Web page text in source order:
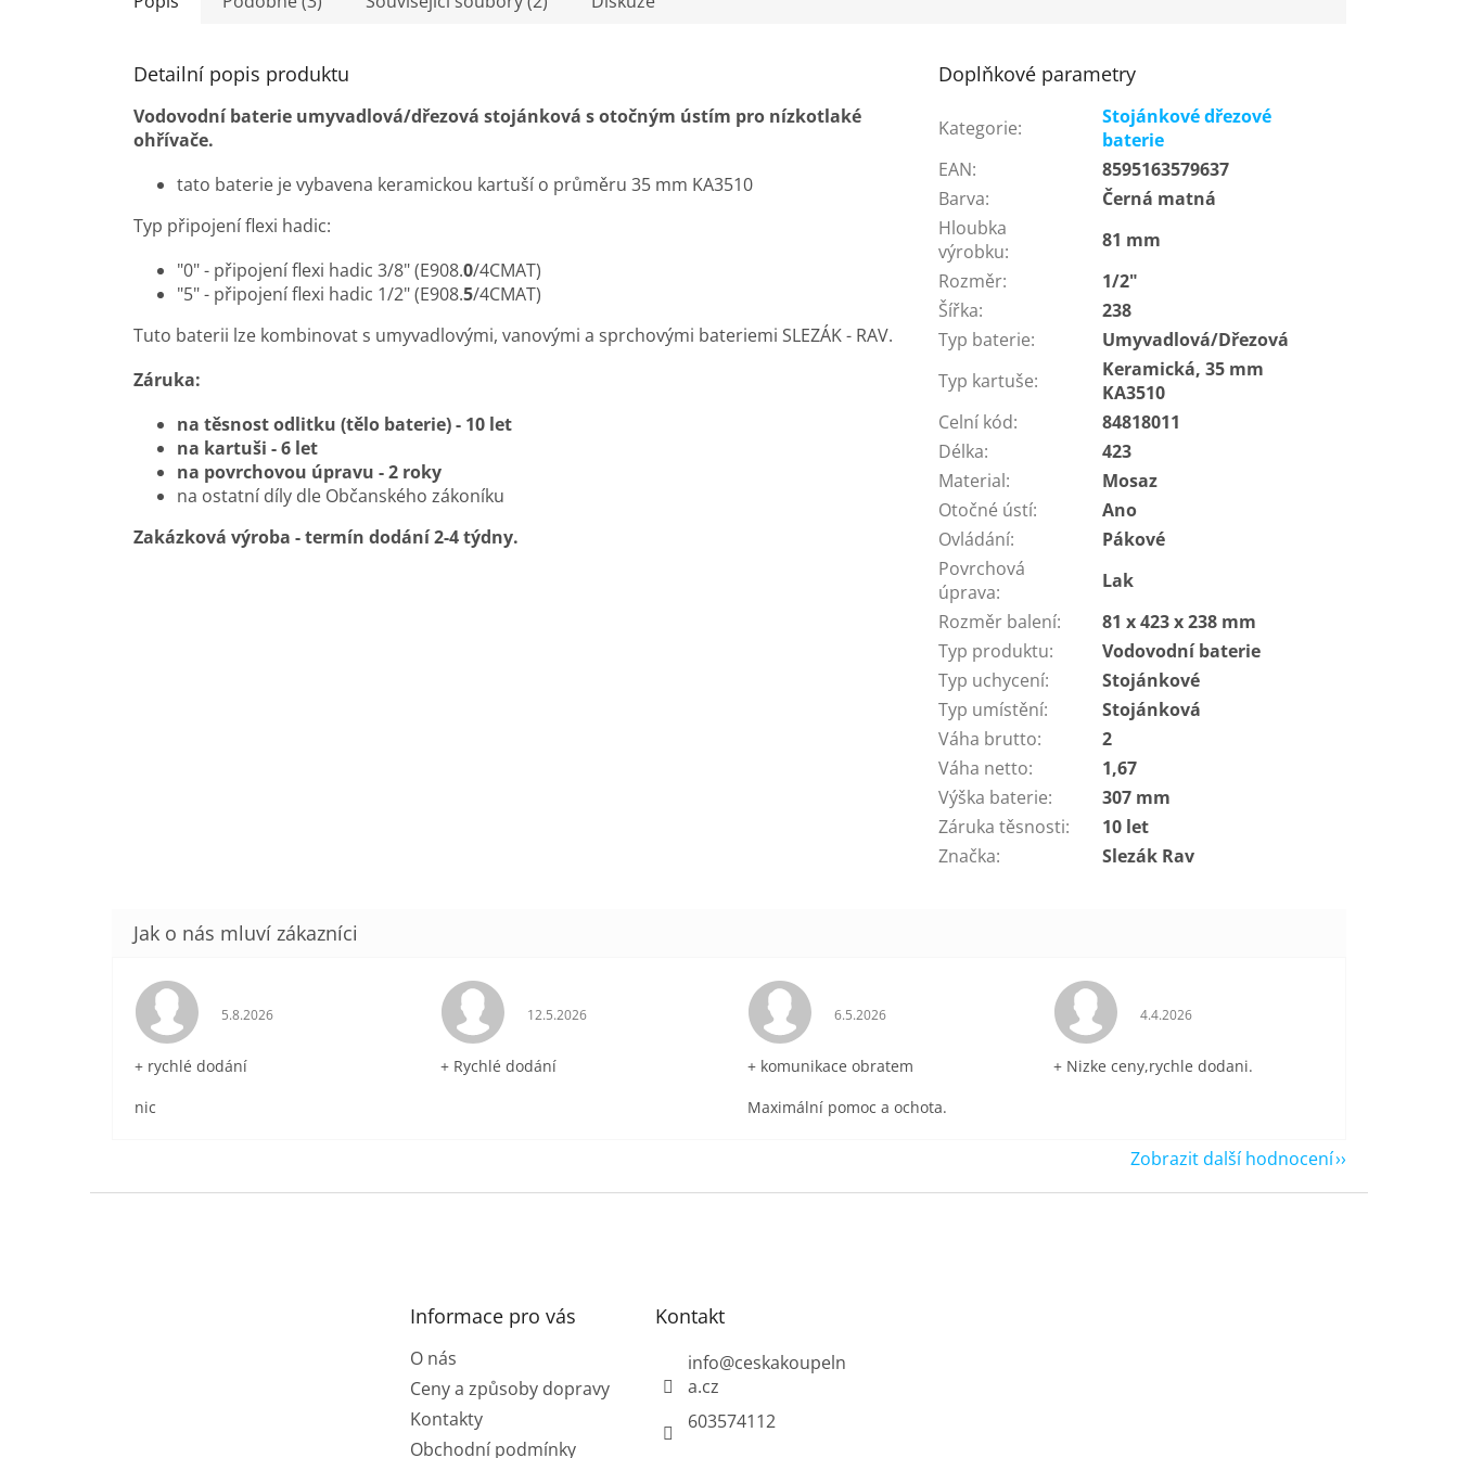
M
A
Detailní popis produktu
Vodovodní baterie umyvadlová/dřezová stojánková s otočným ústím pro nízkotlaké
ohřívače.
tato baterie je vybavena keramickou kartuší o průměru 35 mm KA3510
​Typ připojení flexi hadic:
"0" - připojení flexi hadic 3/8" (E908.0/4CMAT)
"5" - připojení flexi hadic 1/2" (E908.5/4CMAT)
Tuto baterii lze kombinovat s umyvadlovými, vanovými a sprchovými bateriemi SLEZÁK - RAV.
Záruka:
na těsnost odlitku (tělo baterie) - 10 let
na kartuši - 6 let
na povrchovou úpravu - 2 roky
na ostatní díly dle Občanského zákoníku
Zakázková výroba - termín dodání 2-4 týdny.
Doplňkové parametry
Kategorie:
Stojánkové dřezové
baterie
EAN:
8595163579637
Barva:
Černá matná
Hloubka
výrobku:
81 mm
Rozměr:
1/2"
Šířka:
238
Typ baterie:
Umyvadlová/Dřezová
Typ kartuše:
Keramická, 35 mm
KA3510
Celní kód:
84818011
Délka:
423
Material:
Mosaz
Otočné ústí:
Ano
Ovládání:
Pákové
Povrchová
úprava:
Lak
Rozměr balení:
81 x 423 x 238 mm
Typ produktu:
Vodovodní baterie
Typ uchycení:
Stojánkové
Typ umístění:
Stojánková
Váha brutto:
2
Váha netto:
1,67
Výška baterie:
307 mm
Záruka těsnosti:
10 let
Značka: Slezák Rav
Hodnocení obchodu je 5 z 5 hvězdiček.
5.8.2026
+ rychlé dodání
nic
Hodnocení obchodu je 5 z 5 hvězdiček.
12.5.2026
+ Rychlé dodání
Hodnocení obchodu je 5 z 5 hvězdiček.
6.5.2026
+ komunikace obratem
Maximální pomoc a ochota.
Hodnocení obchodu je 5 z 5 hvězdiček.
4.4.2026
+ Nizke ceny,rychle dodani.
Zobrazit další hodnocení
Informace pro vás
O nás
Ceny a způsoby dopravy
Kontakty
Obchodní podmínky
Kontakt
info@ceskakoupeln
a.cz
603574112